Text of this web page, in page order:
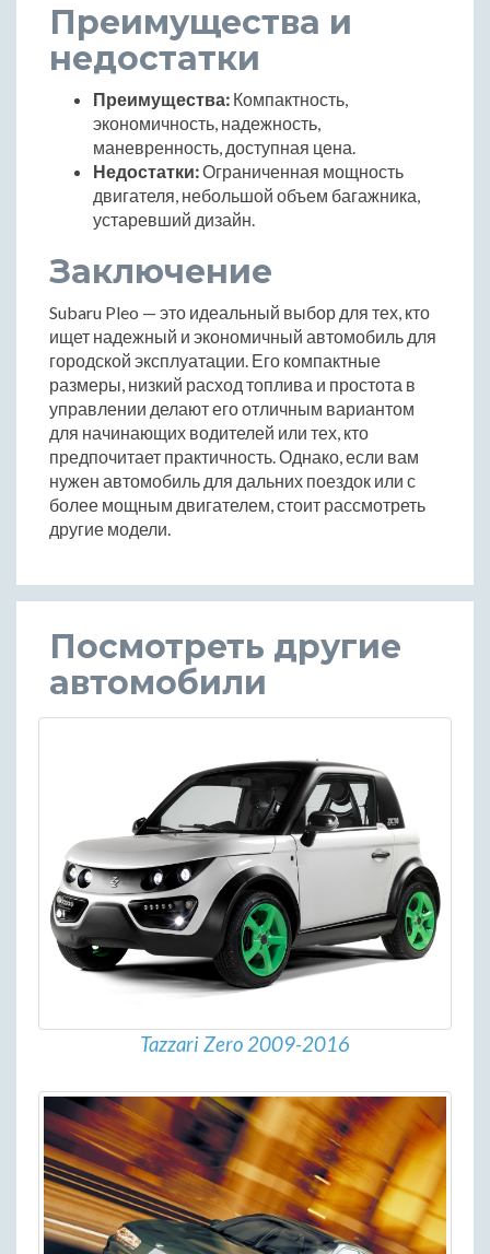
Преимущества и
недостатки
Преимущества: Компактность,
экономичность, надежность,
маневренность, доступная цена.
Недостатки:Ограниченная мощность
двигателя, небольшой объем багажника,
устаревший дизайн.
Заключение
Subaru Pleo — это идеальный выбор для тех, кто
ищет надежный и экономичный автомобиль для
городской эксплуатации. Его компактные
размеры, низкий расход топлива и простота в
управлении делают его отличным вариантом
для начинающих водителей или тех, кто
предпочитает практичность. Однако, если вам
нужен автомобиль для дальних поездок или с
более мощным двигателем, стоит рассмотреть
другие модели.
Посмотреть другие
автомобили
Tazzari Zero 2009-2016